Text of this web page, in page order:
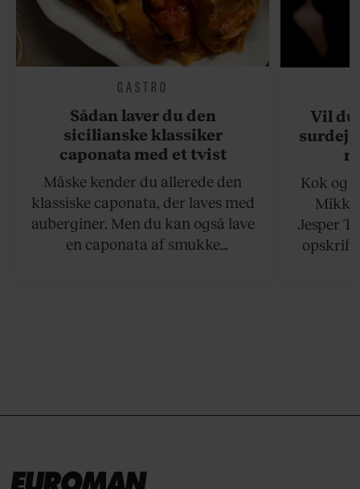
GASTRO
Sådan laver du den
sicilianske klassiker
caponata med et tvist
Måske kender du allerede den
klassiske caponata, der laves med
auberginer. Men du kan også lave
en caponata af smukke
Vil du
Kok og
Jesper
opskrift